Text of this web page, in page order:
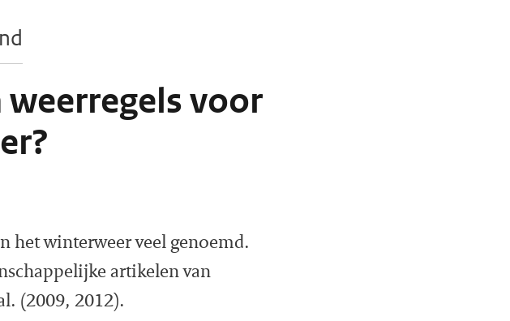
voor
het winterweer veel genoemd.
artikelen van
(2009, 2012).